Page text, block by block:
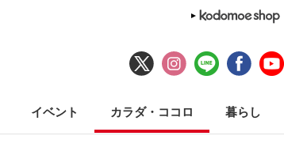
イベント カラダ・ココロ 暮らし